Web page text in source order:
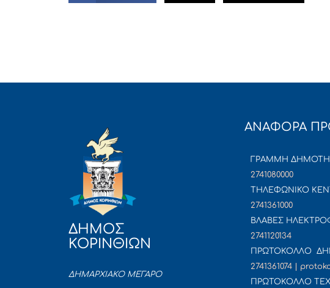
ΔΗΜΟΣ
ΚΟΡΙΝΘΙΩΝ
ΔΗΜΑΡΧΙΑΚΟ ΜΕΓΑΡΟ
ΑΝΑΦΟΡΑ
ΓΡΑΜΜΗ ΔΗΜΟΤΗ
2741080000
ΤΗΛΕΦΩΝΙΚΟ
2741361000
ΒΛΑΒΕΣ
2741120134
ΠΡΩΤΟΚΟΛΛΟ
2741361074 |
ΠΡΩΤΟΚΟΛΛΟ